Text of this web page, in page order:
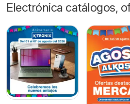
Electrónica catálogos,